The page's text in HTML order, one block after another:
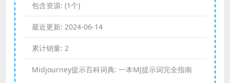
包含资源: (1个)
最近更新: 2024-06-14
累计销量: 2
Midjourney提示百科词典: 一本MJ提示词完全指南